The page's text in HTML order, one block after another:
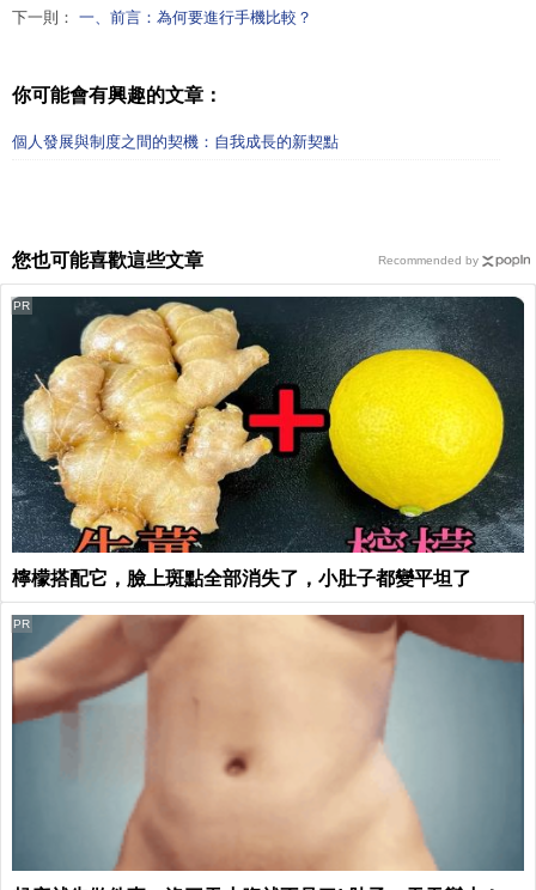
下一則： 一、前言：為何要進行手機比較？
你可能會有興趣的文章：
個人發展與制度之間的契機：自我成長的新契點
您也可能喜歡這些文章
檸檬搭配它，臉上斑點全部消失了，小肚子都變平坦了
PR
PR
Recommended by